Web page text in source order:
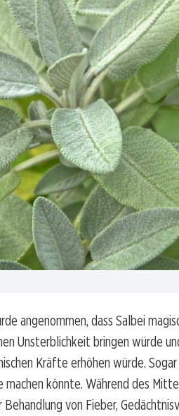
angenommen, dass Salbei
Unsterblichkeit bringen würde
Kräfte erhöhen würde.
machen könnte. Während des
von Fieber,